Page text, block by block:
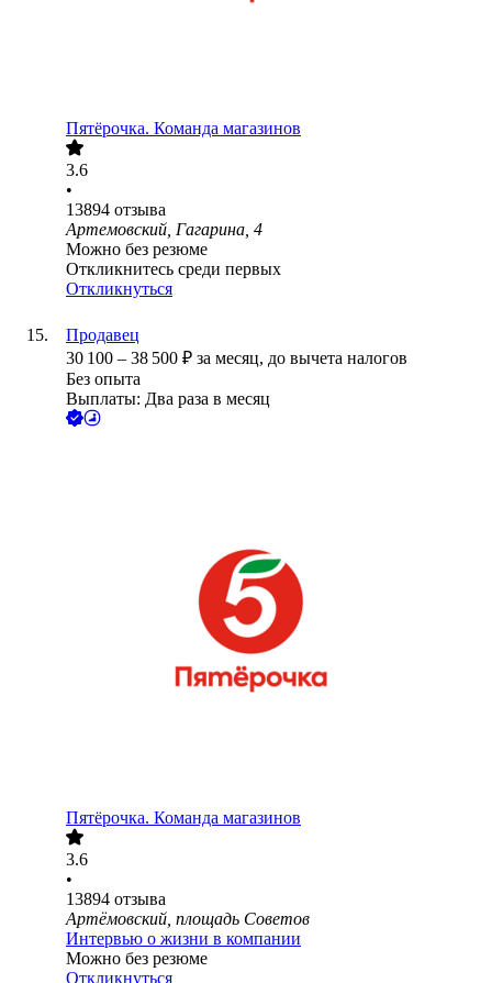
Пятёрочка. Команда магазинов
3.6
•
13894 отзыва
Артемовский, Гагарина, 4
Можно без резюме
Откликнитесь среди первых
Откликнуться
Продавец
30 100 – 38 500 ₽ за месяц, до вычета налогов
Без опыта
Выплаты: Два раза в месяц
Пятёрочка. Команда магазинов
3.6
•
13894 отзыва
Артёмовский, площадь Советов
Интервью о жизни в компании
Можно без резюме
Откликнуться